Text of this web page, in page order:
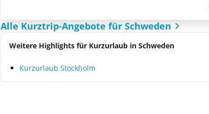
Alle Kurztrip-Angebote für Schweden
Weitere Highlights für Kurzurlaub in Schweden
Kurzurlaub Stockholm